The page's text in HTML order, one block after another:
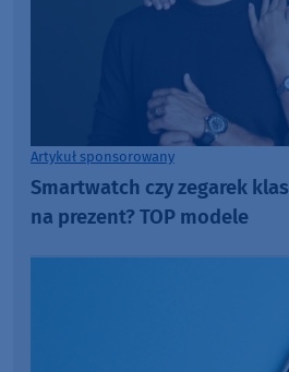
Artykuł sponsorowany
Smartwatch czy zegarek
na prezent? TOP modele